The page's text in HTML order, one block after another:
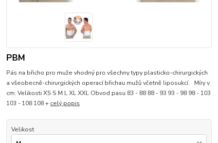
PBM
Pás na břicho pro muže vhodný pro všechny typy plasticko-chirurgických
a všeobecně-chirurgických operací břichau mužů včetně liposukcí. Míry v
cm: Velikosti XS S M L XL XXL Obvod pasu 83 - 88 88 - 93 93 - 98 98 - 103
103 - 108 108 + celý popis
Velikost